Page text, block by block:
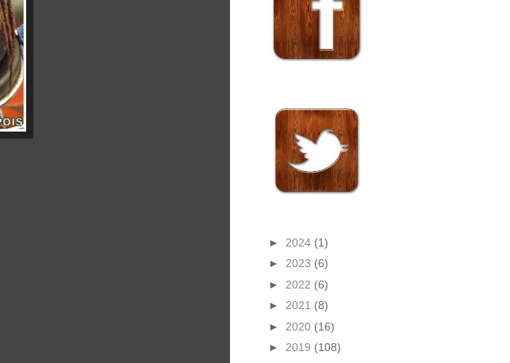
► 2024 (1)
► 2023 (6)
► 2022 (6)
► 2021 (8)
► 2020 (16)
► 2019 (108)